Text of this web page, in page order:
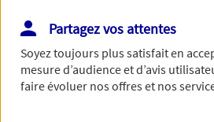
Vous disposez de droits sur les
plus d’informations,cliquez ici.
Partagez vos attentes
Soyez toujours plus satisfait en
mesure d’audience et d’avis
faire évoluer nos offres et nos